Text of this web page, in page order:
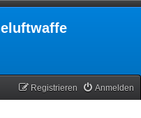
Anmelden
Registrieren